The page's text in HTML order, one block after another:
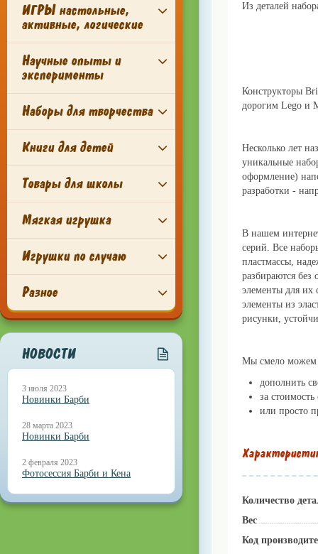
ИГРЫ настольные,
активные, логические
Научные опыты и
эксперименты
Наборы для творчества
Книги для детей
Товары для школы
Мягкая игрушка
Игрушки по случаю
Разное
НОВОСТИ
3 июля 2023
Новинки Барби
28 марта 2023
Новинки Барби
2 февраля 2023
Фотосессия Барби и Кена
Из деталей
Конструкторы
дорогим Lego и
Несколько лет
уникальные
оформление)
разработки -
В нашем
серий. Все
пластмассы,
разбираются без
элементы для их
элементы из
рисунки,
Мы смело можем
дополнить
за
или просто
Количество
Вес
Код